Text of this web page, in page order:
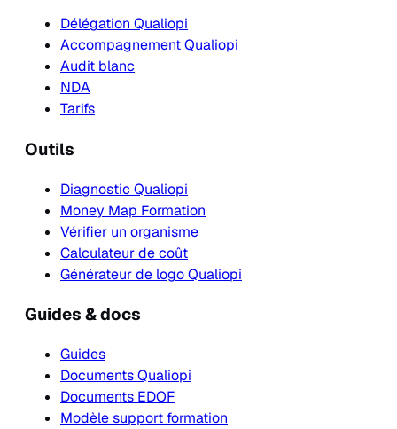
Délégation Qualiopi
Accompagnement Qualiopi
Audit blanc
NDA
Tarifs
Outils
Diagnostic Qualiopi
Money Map Formation
Vérifier un organisme
Calculateur de coût
Générateur de logo Qualiopi
Guides & docs
Guides
Documents Qualiopi
Documents EDOF
Modèle support formation